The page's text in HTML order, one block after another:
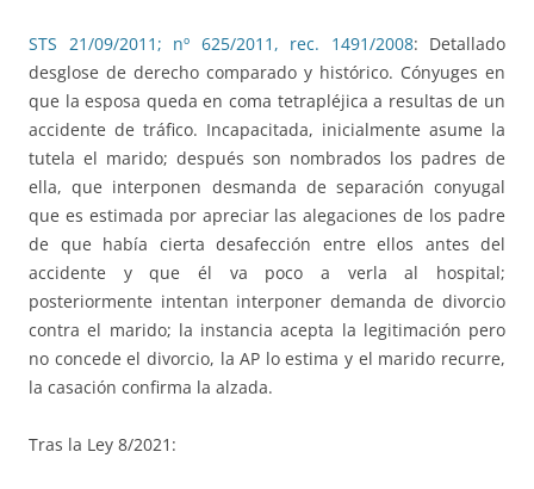
STS 21/09/2011; nº 625/2011, rec. 1491/2008: Detallado
desglose de derecho comparado y histórico. Cónyuges en
que la esposa queda en coma tetrapléjica a resultas de un
accidente de tráfico. Incapacitada, inicialmente asume la
tutela el marido; después son nombrados los padres de
ella, que interponen desmanda de separación conyugal
que es estimada por apreciar las alegaciones de los padre
de que había cierta desafección entre ellos antes del
accidente y que él va poco a verla al hospital;
posteriormente intentan interponer demanda de divorcio
contra el marido; la instancia acepta la legitimación pero
no concede el divorcio, la AP lo estima y el marido recurre,
la casación confirma la alzada.
Tras la Ley 8/2021: